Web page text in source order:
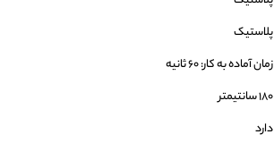
پلاستیک
زمان آماده به کار: ۶۰ ثانیه
۱۸۰ سانتیمتر
دارد